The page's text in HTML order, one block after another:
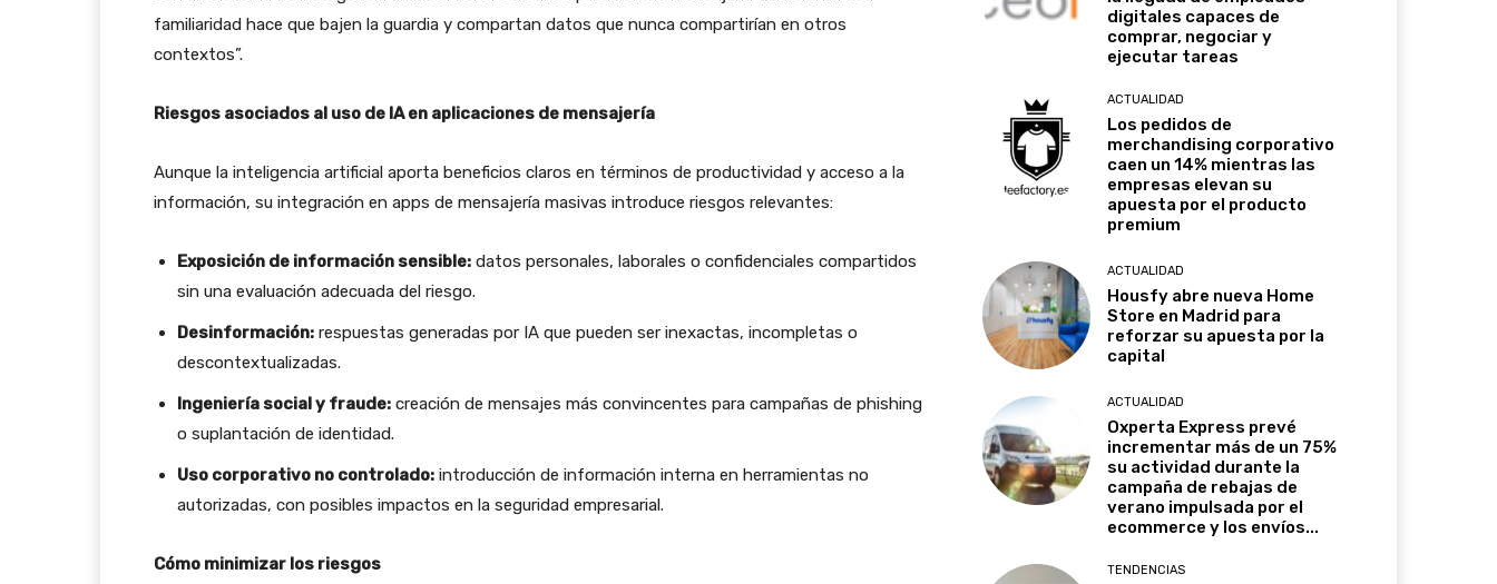
familiaridad hace que bajen la guardia y compartan datos que nunca compartirían en otros
contextos”.
Riesgos asociados al uso de IA en aplicaciones de mensajería
Aunque la inteligencia artificial aporta beneficios claros en términos de productividad y acceso a la
información, su integración en apps de mensajería masivas introduce riesgos relevantes:
Exposición de información sensible: datos personales, laborales o confidenciales compartidos
sin una evaluación adecuada del riesgo.
Desinformación: respuestas generadas por IA que pueden ser inexactas, incompletas o
descontextualizadas.
Ingeniería social y fraude: creación de mensajes más convincentes para campañas de phishing
o suplantación de identidad.
Uso corporativo no controlado: introducción de información interna en herramientas no
autorizadas, con posibles impactos en la seguridad empresarial.
Cómo minimizar los riesgos
digitales capaces de
comprar, negociar y
ejecutar tareas
ACTUALIDAD
Los pedidos de
merchandising corporativo
caen un 14% mientras las
empresas elevan su
apuesta por el producto
premium
ACTUALIDAD
Housfy abre nueva Home
Store en Madrid para
reforzar su apuesta por la
capital
ACTUALIDAD
Oxperta Express prevé
incrementar más de un 75%
su actividad durante la
campaña de rebajas de
verano impulsada por el
ecommerce y los envíos...
TENDENCIAS